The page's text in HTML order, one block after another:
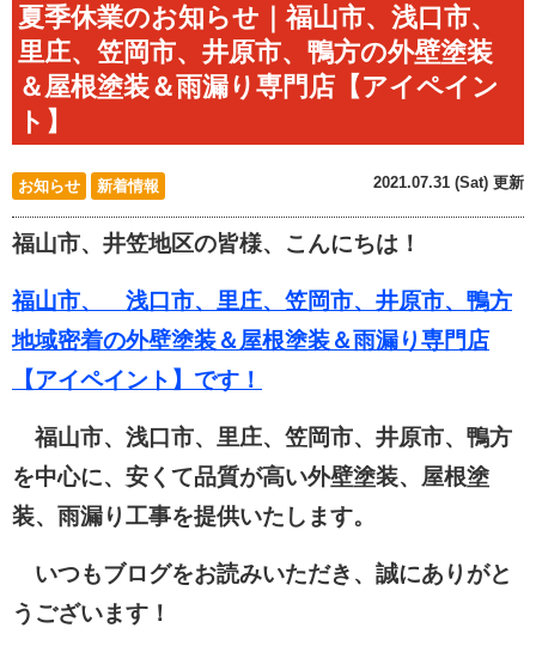
夏季休業のお知らせ｜福山市、浅口市、
里庄、笠岡市、井原市、鴨方の外壁塗装
＆屋根塗装＆雨漏り専門店【アイペイン
ト】
お知らせ 新着情報 2021.07.31 (Sat) 更新
福山市、井笠地区の皆様、こんにちは！
福山市、 浅口市、里庄、笠岡市、井原市、鴨方
地域密着の外壁塗装＆屋根塗装＆雨漏り専門店
【アイペイント】です！
福山市、浅口市、里庄、笠岡市、井原市、鴨方
を中心に、安くて品質が高い外壁塗装、屋根塗
装、雨漏り工事を提供いたします。
いつもブログをお読みいただき、誠にありがと
うございます！